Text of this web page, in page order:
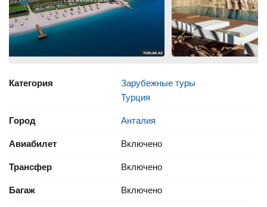
Категория
Зарубежные туры
Турция
Город Анталия
Авиабилет Включено
Трансфер Включено
Багаж Включено